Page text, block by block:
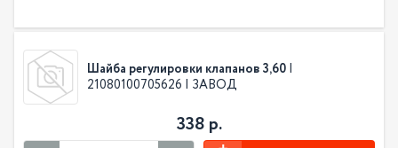
Шайба регулировки клапанов 3,60 |
21080100705626 | ЗАВОД
338 р.